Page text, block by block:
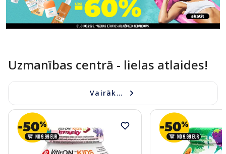
Uzmanības centrā - lielas atlaides!
Vairāk...